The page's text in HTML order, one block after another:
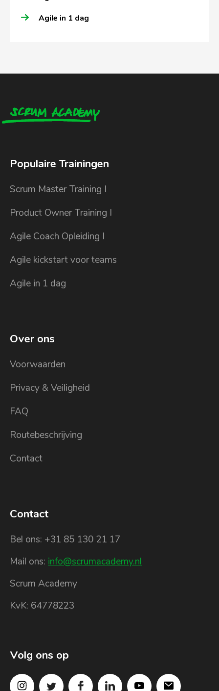
Agile in 1 dag
Populaire Trainingen
Scrum Master Training I
Product Owner Training I
Agile Coach Opleiding I
Agile kickstart voor teams
Agile in 1 dag
Over ons
Voorwaarden
Privacy & Veiligheid
FAQ
Routebeschrijving
Contact
Contact
Bel ons: +31 85 130 21 17
Mail ons: info@scrumacademy.nl
Scrum Academy
KvK: 64778223
Volg ons op